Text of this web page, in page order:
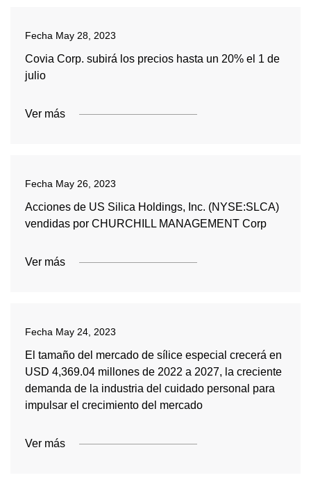
Fecha May 28, 2023
Covia Corp. subirá los precios hasta un 20% el 1 de
julio
Ver más
Fecha May 26, 2023
Acciones de US Silica Holdings, Inc. (NYSE:SLCA)
vendidas por CHURCHILL MANAGEMENT Corp
Ver más
Fecha May 24, 2023
El tamaño del mercado de sílice especial crecerá en
USD 4,369.04 millones de 2022 a 2027, la creciente
demanda de la industria del cuidado personal para
impulsar el crecimiento del mercado
Ver más